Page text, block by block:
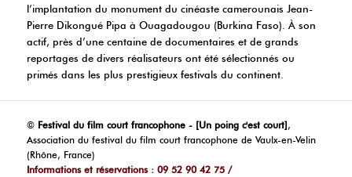
l’implantation du monument du cinéaste camerounais Jean-
Pierre Dikongué Pipa à Ouagadougou (Burkina Faso). À son
actif, près d’une centaine de documentaires et de grands
reportages de divers réalisateurs ont été sélectionnés ou
primés dans les plus prestigieux festivals du continent.
© Festival du film court francophone - [Un poing c'est court],
Association du festival du film court francophone de Vaulx-en-Velin
(Rhône, France)
Informations et réservations : 09 52 90 42 75 /